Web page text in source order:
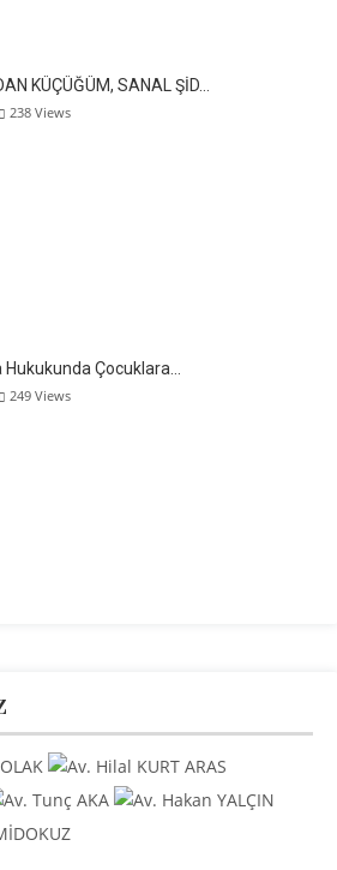
KÜÇÜĞÜM, SANAL ŞİD…
238 Views
Çocuklara…
249 Views